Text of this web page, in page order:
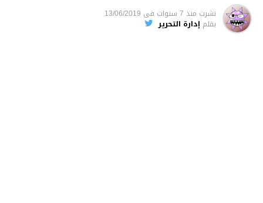
نشرت منذ 7 سنوات فى 13/06/2019
بقلم إدارة التحرير